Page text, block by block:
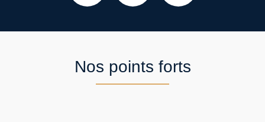
Nos points forts